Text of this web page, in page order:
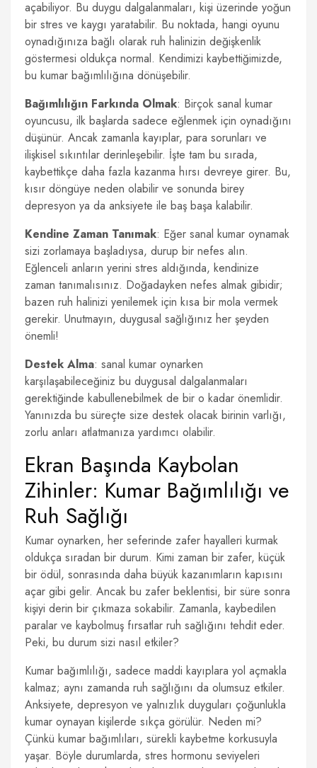
açabiliyor. Bu duygu dalgalanmaları, kişi üzerinde yoğun
bir stres ve kaygı yaratabilir. Bu noktada, hangi oyunu
oynadığınıza bağlı olarak ruh halinizin değişkenlik
göstermesi oldukça normal. Kendimizi kaybettiğimizde,
bu kumar bağımlılığına dönüşebilir.
Bağımlılığın Farkında Olmak: Birçok sanal kumar
oyuncusu, ilk başlarda sadece eğlenmek için oynadığını
düşünür. Ancak zamanla kayıplar, para sorunları ve
ilişkisel sıkıntılar derinleşebilir. İşte tam bu sırada,
kaybettikçe daha fazla kazanma hırsı devreye girer. Bu,
kısır döngüye neden olabilir ve sonunda birey
depresyon ya da anksiyete ile baş başa kalabilir.
Kendine Zaman Tanımak: Eğer sanal kumar oynamak
sizi zorlamaya başladıysa, durup bir nefes alın.
Eğlenceli anların yerini stres aldığında, kendinize
zaman tanımalısınız. Doğadayken nefes almak gibidir;
bazen ruh halinizi yenilemek için kısa bir mola vermek
gerekir. Unutmayın, duygusal sağlığınız her şeyden
önemli!
Destek Alma: sanal kumar oynarken
karşılaşabileceğiniz bu duygusal dalgalanmaları
gerektiğinde kabullenebilmek de bir o kadar önemlidir.
Yanınızda bu süreçte size destek olacak birinin varlığı,
zorlu anları atlatmanıza yardımcı olabilir.
Ekran Başında Kaybolan
Zihinler: Kumar Bağımlılığı ve
Ruh Sağlığı
Kumar oynarken, her seferinde zafer hayalleri kurmak
oldukça sıradan bir durum. Kimi zaman bir zafer, küçük
bir ödül, sonrasında daha büyük kazanımların kapısını
açar gibi gelir. Ancak bu zafer beklentisi, bir süre sonra
kişiyi derin bir çıkmaza sokabilir. Zamanla, kaybedilen
paralar ve kaybolmuş fırsatlar ruh sağlığını tehdit eder.
Peki, bu durum sizi nasıl etkiler?
Kumar bağımlılığı, sadece maddi kayıplara yol açmakla
kalmaz; aynı zamanda ruh sağlığını da olumsuz etkiler.
Anksiyete, depresyon ve yalnızlık duyguları çoğunlukla
kumar oynayan kişilerde sıkça görülür. Neden mi?
Çünkü kumar bağımlıları, sürekli kaybetme korkusuyla
yaşar. Böyle durumlarda, stres hormonu seviyeleri